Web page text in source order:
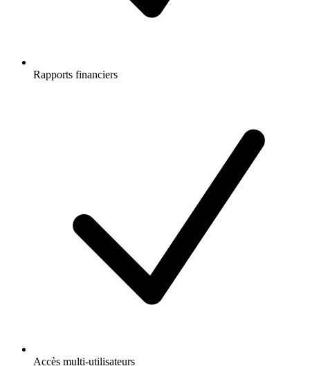
Rapports financiers
Accès multi-utilisateurs